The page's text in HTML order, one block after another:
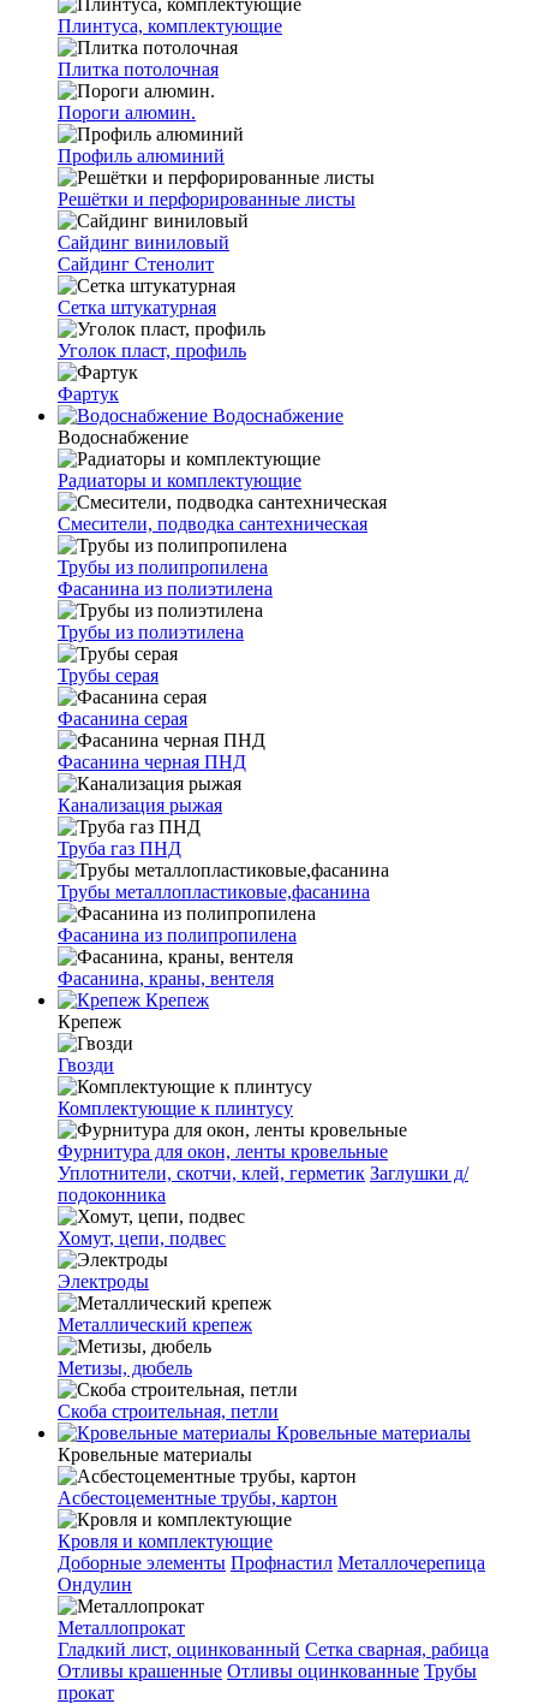
Плинтуса, комплектующие
Плитка потолочная
Пороги алюмин.
Профиль алюминий
Решётки и перфорированные листы
Сайдинг виниловый
Сайдинг Стенолит
Сетка штукатурная
Уголок пласт, профиль
Фартук
Водоснабжение
Водоснабжение
Радиаторы и комплектующие
Смесители, подводка сантехническая
Трубы из полипропилена
Фасанина из полиэтилена
Трубы из полиэтилена
Трубы серая
Фасанина серая
Фасанина черная ПНД
Канализация рыжая
Труба газ ПНД
Трубы металлопластиковые,фасанина
Фасанина из полипропилена
Фасанина, краны, вентеля
Крепеж
Крепеж
Гвозди
Комплектующие к плинтусу
Фурнитура для окон, ленты кровельные
Уплотнители, скотчи, клей, герметик Заглушки д/
подоконника
Хомут, цепи, подвес
Электроды
Металлический крепеж
Метизы, дюбель
Скоба строительная, петли
Кровельные материалы
Кровельные материалы
Асбестоцементные трубы, картон
Кровля и комплектующие
Доборные элементы Профнастил Металлочерепица
Ондулин
Металлопрокат
Гладкий лист, оцинкованный Сетка сварная, рабица
Отливы крашенные Отливы оцинкованные Трубы
прокат